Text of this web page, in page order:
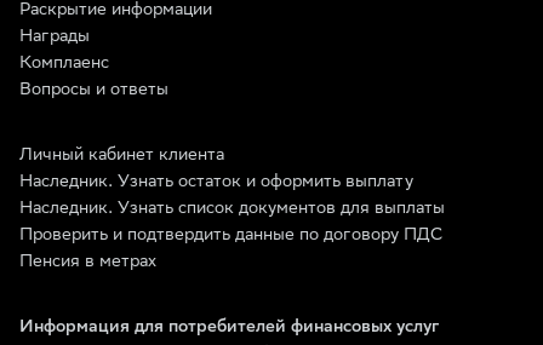
Раскрытие информации
Награды
Комплаенс
Вопросы и ответы
Личный кабинет клиента
Наследник. Узнать остаток и оформить выплату
Наследник. Узнать список документов для выплаты
Проверить и подтвердить данные по договору ПДС
Пенсия в метрах
Информация для потребителей финансовых услуг